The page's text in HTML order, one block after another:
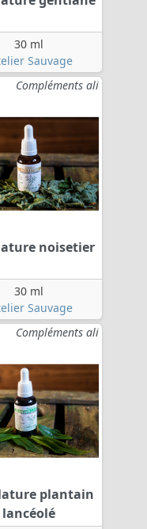
30 ml
Sauvage
Compléments ali
noisetier
30 ml
Sauvage
Compléments ali
plantain
lancéolé